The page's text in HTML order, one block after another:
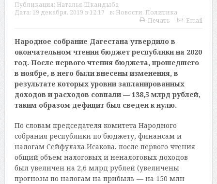
Публикация: Наталья Шкандыба
Дата: 19 декабря, 2019 в 12:17 в: Новости, Политика
Печать
Email
Народное собрание Дагестана утвердило в
окончательном чтении бюджет республики на 2020
год. После первого чтения бюджета, прошедшего
в ноябре, в него были внесены изменения, в
результате которых уровни запланированных
доходов и расходов совпали — 138,5 млрд рублей,
таким образом дефицит был сведен к нулю.
По словам председателя комитета Народного
собрания республики по бюджету, финансам и
налогам Сейфулаха Исакова, после первого чтения
общий объем налоговых и неналоговых доходов
был увеличен на 2,6 млрд рублей (увеличены
прогнозы по налогам на прибыль — на 150 млн